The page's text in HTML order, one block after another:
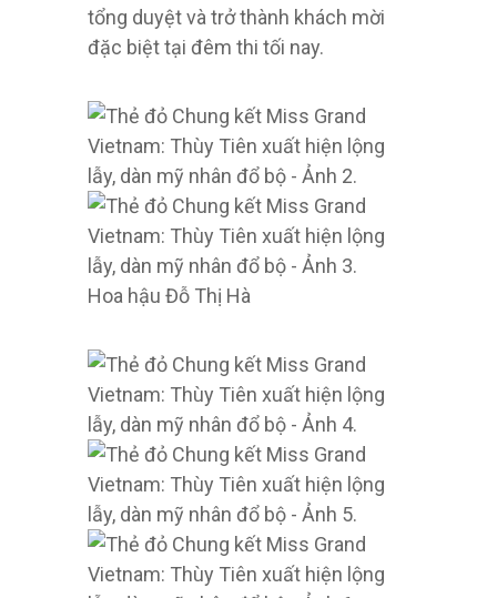
tổng duyệt và trở thành khách mời
đặc biệt tại đêm thi tối nay.
Hoa hậu Đỗ Thị Hà